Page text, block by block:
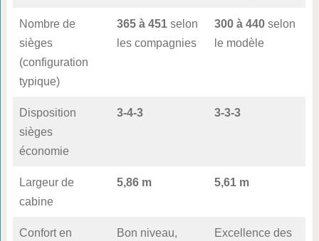
Nombre de
sièges
(configuration
typique)
365 à 451selon
les compagnies
300 à 440selon
le modèle
Disposition
sièges
économie
3-4-3 3-3-3
Largeur de
cabine
5,86 m 5,61 m
Confort en Bon niveau, Excellence des